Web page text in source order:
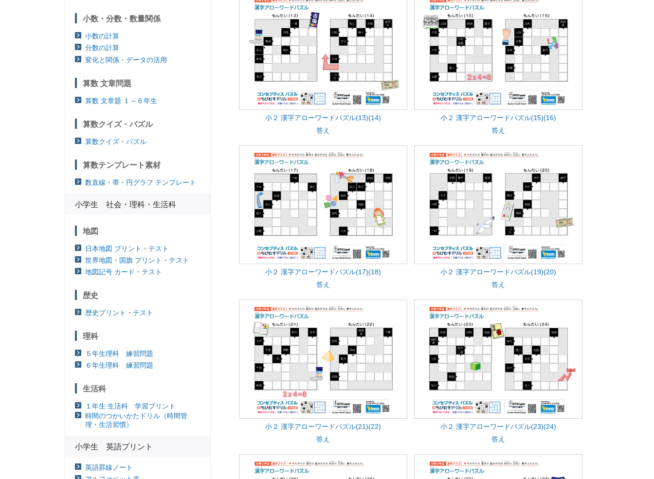
小２ 漢字アローワードパズル(13)(14)
答え
小２ 漢字アローワードパズル(15)(16)
答え
小２ 漢字アローワードパズル(17)(18)
答え
小２ 漢字アローワードパズル(19)(20)
答え
小２ 漢字アローワードパズル(21)(22)
答え
小２ 漢字アローワードパズル(23)(24)
答え
小数・分数・数量関係
小数の計算
分数の計算
変化と関係・データの活用
算数 文章問題
算数 文章題 １～６年生
算数クイズ・パズル
算数クイズ・パズル
算数テンプレート素材
数直線・帯・円グラフ テンプレート
小学生 社会・理科・生活科
地図
日本地図 プリント・テスト
世界地図・国旗 プリント・テスト
地図記号 カード・テスト
歴史
歴史プリント・テスト
理科
５年生理科 練習問題
６年生理科 練習問題
生活科
１年生 生活科 学習プリント
時間のつかいかたドリル（時間管
理・生活習慣）
小学生 英語プリント
英語罫線ノート